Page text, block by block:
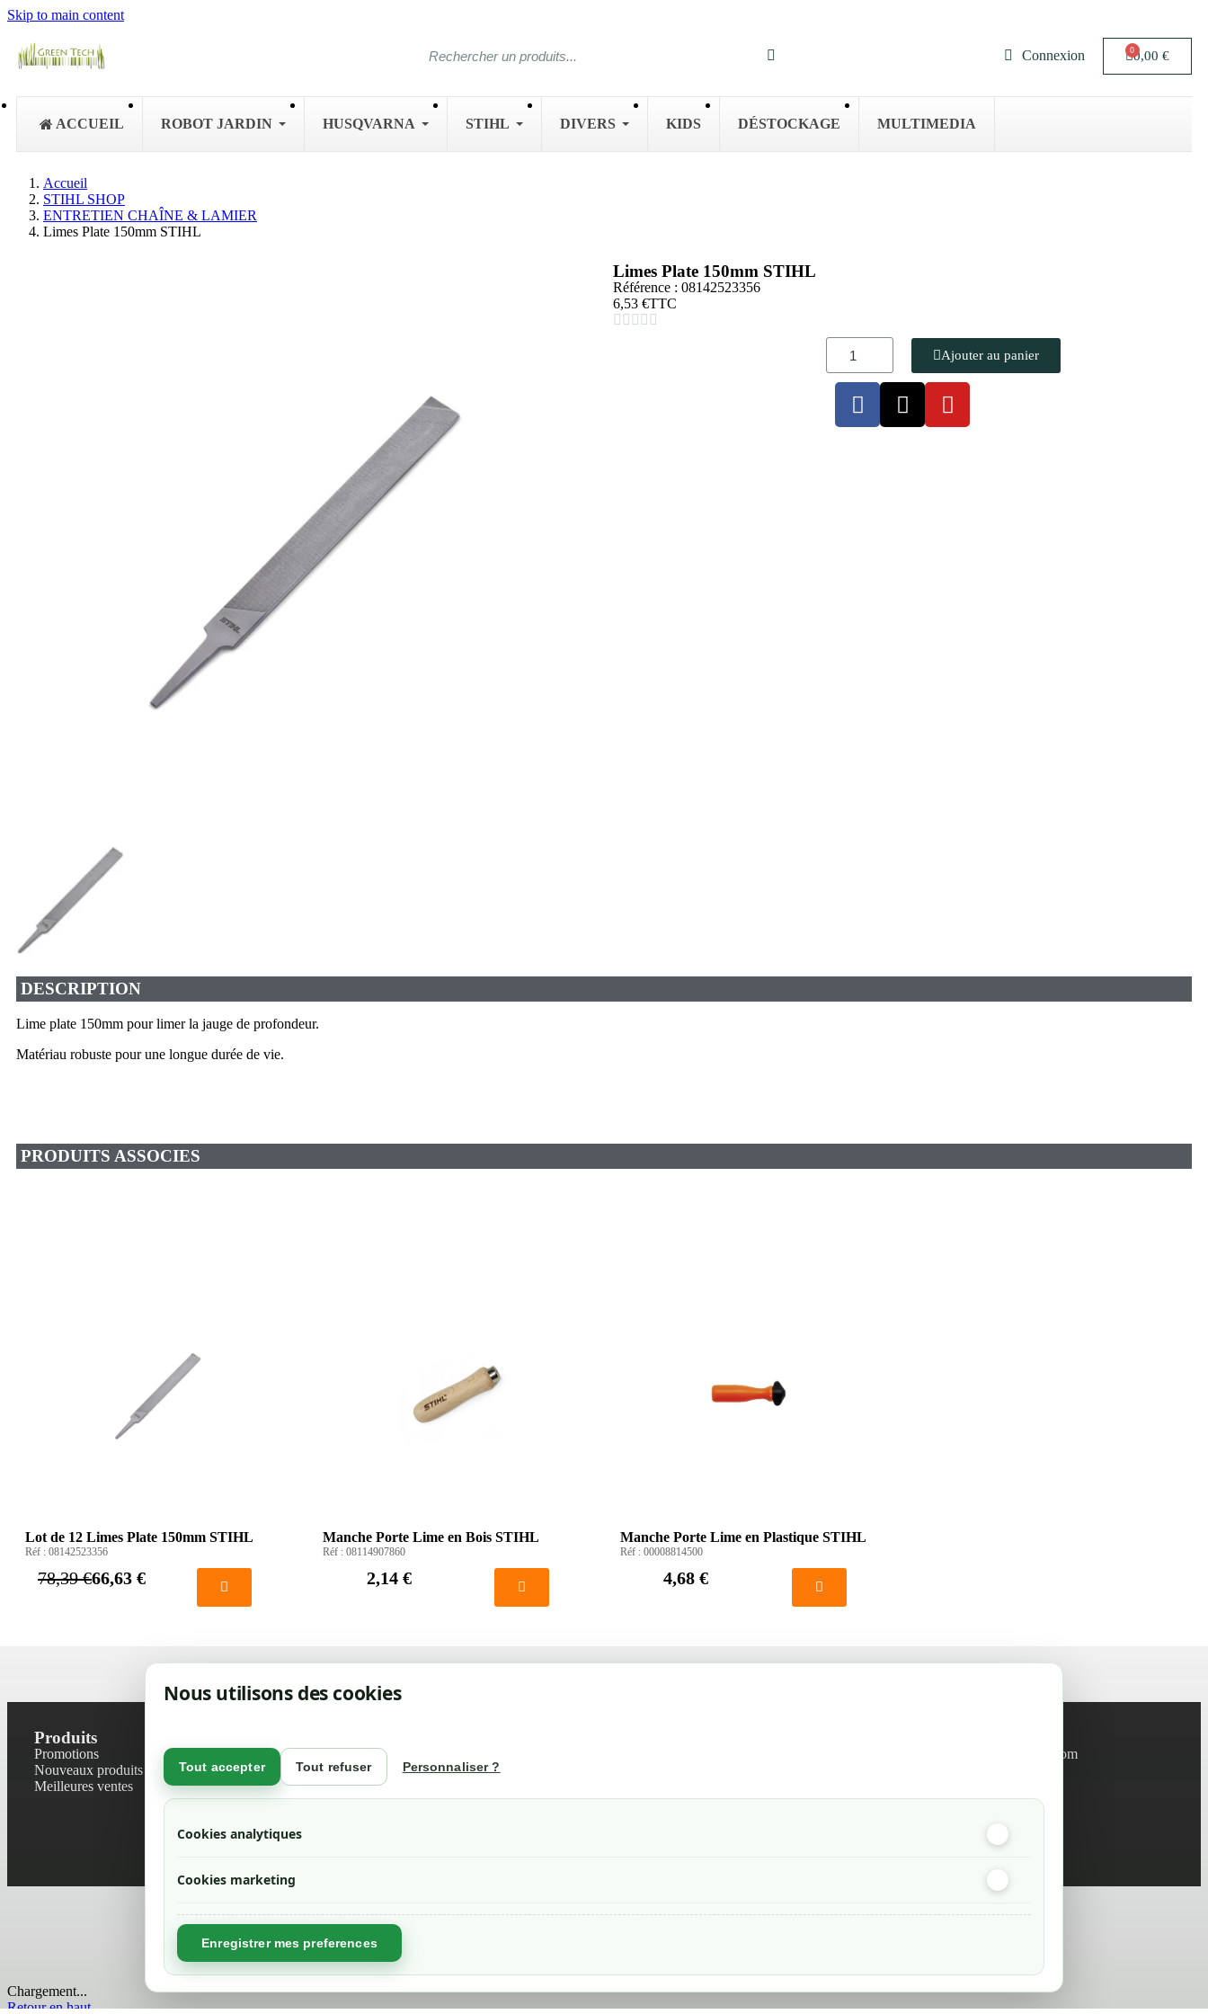
Nous utilisons des cookies
Tout accepter Tout refuser Personnaliser ?
Cookies analytiques
Cookies marketing
Enregistrer mes preferences
Skip to main content
Connexion 0,00 €
ACCUEIL ROBOT JARDIN HUSQVARNA STIHL DIVERS KIDS DÉSTOCKAGE MULTIMEDIA
Accueil
STIHL SHOP
ENTRETIEN CHAÎNE & LAMIER
Limes Plate 150mm STIHL
Limes Plate 150mm STIHL
Référence : 08142523356
6,53 €TTC
    
Ajouter au panier
DESCRIPTION
Lime plate 150mm pour limer la jauge de profondeur.
Matériau robuste pour une longue durée de vie.
PRODUITS ASSOCIES
Lot de 12 Limes Plate 150mm STIHL
Réf : 08142523356
78,39 €66,63 €
Manche Porte Lime en Bois STIHL
Réf : 08114907860
2,14 €
Manche Porte Lime en Plastique STIHL
Réf : 00008814500
4,68 €
Produits
Promotions
Nouveaux produits
Meilleures ventes
Contactez-nous
Plan du site
Magasin
Mentions légales
info@green-tech-shop.com
Chargement...
Retour en haut